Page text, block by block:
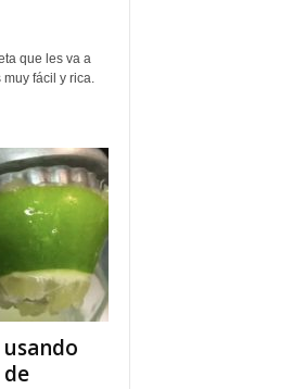
que les va a
fácil y rica.